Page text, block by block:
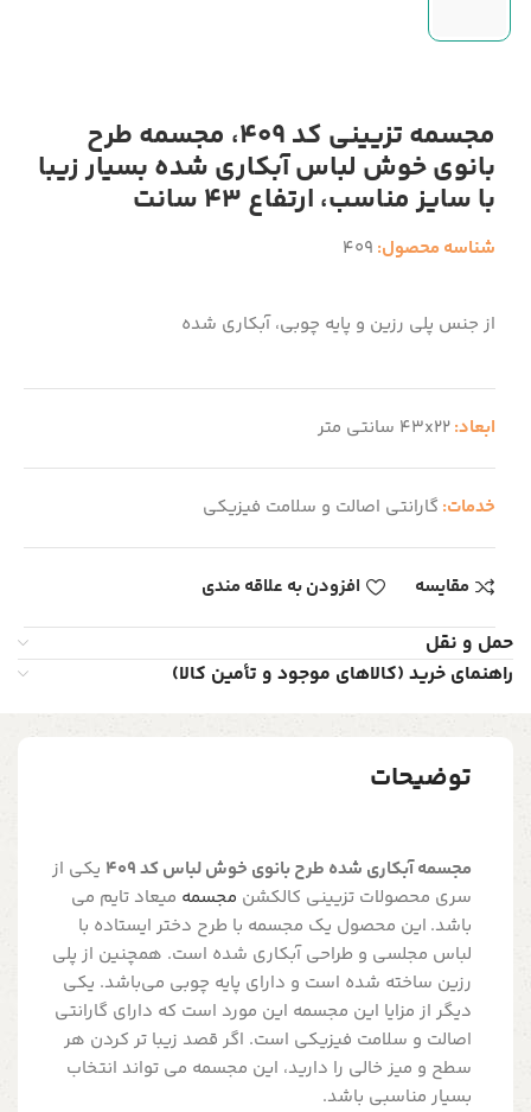
مجسمه تزیینی کد 409، مجسمه طرح
بانوی خوش لباس آبکاری شده بسیار زیبا
با سایز مناسب، ارتفاع 43 سانت
شناسه محصول: 409
از جنس پلی رزین و پایه چوبی، آبکاری شده
ابعاد:43x22 سانتی متر
خدمات: گارانتی اصالت و سلامت فیزیکی
مقایسه افزودن به علاقه مندی
حمل و نقل
راهنمای خرید (کالاهای موجود و تأمین کالا)
توضیحات
مجسمه آبکاری شده طرح بانوی خوش لباس کد 409
یکی از
سری محصولات تزیینی کالکشن مجسمه میعاد تایم می
باشد. این محصول یک مجسمه با طرح دختر ایستاده با
لباس مجلسی و طراحی آبکاری شده است. همچنین از پلی
رزین ساخته شده است و دارای پایه چوبی می‌باشد. یکی
دیگر از مزایا این مجسمه این مورد است که دارای گارانتی
اصالت و سلامت فیزیکی است. اگر قصد زیبا تر کردن هر
سطح و میز خالی را دارید، این مجسمه می تواند انتخاب
بسیار مناسبی باشد.